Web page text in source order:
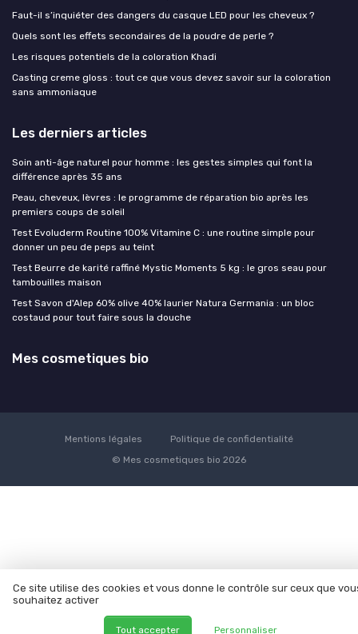
Faut-il s’inquiéter des dangers du casque LED pour les cheveux ?
Quels sont les effets secondaires de la poudre de perle ?
Les risques potentiels de la coloration Khadi
Casting creme gloss : tout ce que vous devez savoir sur la coloration
sans ammoniaque
Les derniers articles
Soin anti-âge naturel pour homme : les gestes simples qui font la
différence après 35 ans
Peau, cheveux, lèvres : le programme de réparation bio après les
premiers coups de soleil
Test Evoluderm Routine 100% Vitamine C : une routine simple pour
donner un peu de peps au teint
Test Beurre de karité raffiné Mystic Moments 5 kg : le gros seau pour
tambouilles maison
Test Savon d'Alep 60% olive 40% laurier Natura Germania : un bloc
costaud pour tout faire sous la douche
Mes cosmetiques bio
Mentions légales
Politique de confidentialité
© Mes cosmetiques bio 2026
Ce site utilise des cookies et vous donne le contrôle sur ceux que
souhaitez activer
Tout accepter Personnaliser